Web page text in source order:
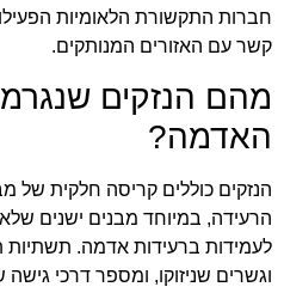
חברות התקשורת הלאומיות
קשר עם האזורים המנותקים.
מהם הנזקים
האדמה?
הנזקים כוללים קריסה חלקית של
הרעידה, במיוחד מבנים ישנים
לעמידות ברעידות אדמה. תשתיות
וגשרים שניזוקו, ומספר דרכי